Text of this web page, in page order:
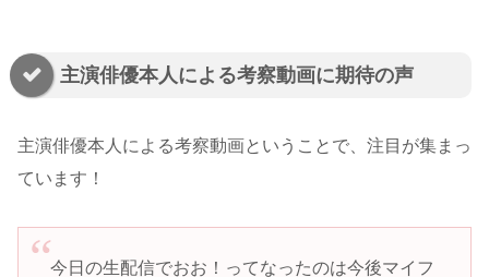
主演俳優本人による考察動画に期待の声
主演俳優本人による考察動画ということで、注目が集まっ
ています！
今日の生配信でおお！ってなったのは今後マイフ